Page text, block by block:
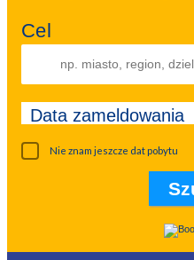
Cel
Data zameldowania
Nie znam jeszcze dat pobytu